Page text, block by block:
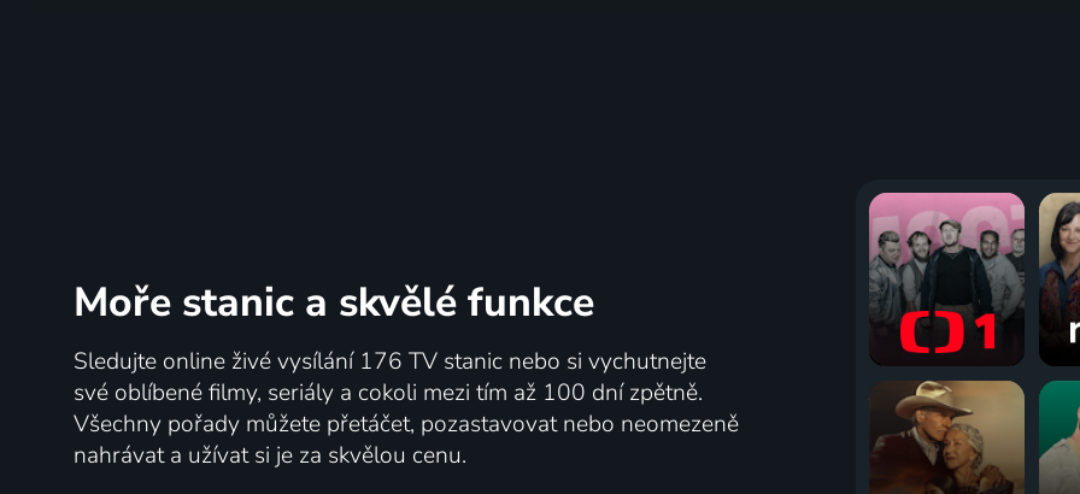
Moře stanic a skvělé funkce
Sledujte online živé vysílání 176 TV stanic nebo si vychutnejte
své oblíbené filmy, seriály a cokoli mezi tím až 100 dní zpětně.
Všechny pořady můžete přetáčet, pozastavovat nebo neomezeně
nahrávat a užívat si je za skvělou cenu.